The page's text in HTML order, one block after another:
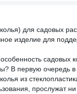
для садовых
изделие для
садовых
В первую очередь в
из
прослужат